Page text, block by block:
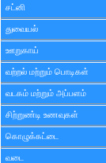
சட்னி
துவையல்
ஊறுகாய்
வற்றல் மற்றும் பொடிகள்
வடகம் மற்றும் அப்பளம்
சிற்றுண்டி உணவுகள்
கொழுக்கட்டை
வடை